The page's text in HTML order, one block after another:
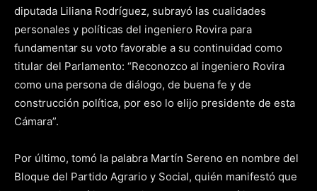
diputada Liliana Rodríguez, subrayó las cualidades
personales y políticas del ingeniero Rovira para
fundamentar su voto favorable a su continuidad como
titular del Parlamento: “Reconozco al ingeniero Rovira
como una persona de diálogo, de buena fe y de
construcción política, por eso lo elijo presidente de esta
Cámara”.
Por último, tomó la palabra Martín Sereno en nombre del
Bloque del Partido Agrario y Social, quién manifestó que